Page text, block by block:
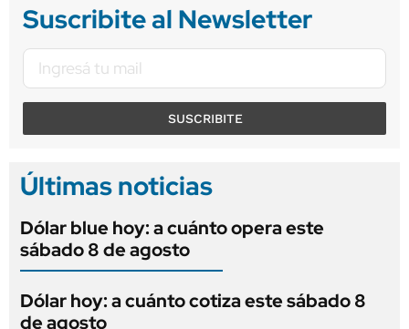
Suscribite al Newsletter
SUSCRIBITE
Últimas noticias
Dólar blue hoy: a cuánto opera este
sábado 8 de agosto
Dólar hoy: a cuánto cotiza este sábado 8
de agosto